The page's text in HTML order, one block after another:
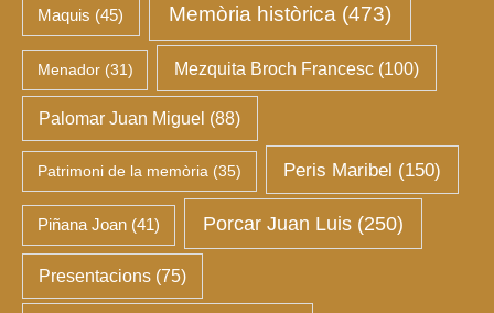
Maquis (45) Memòria històrica (473)
Menador(31) Mezquita Broch Francesc(100)
Palomar Juan Miguel (88)
Patrimoni de la memòria (35) Peris Maribel (150)
Piñana Joan (41) Porcar Juan Luis (250)
Presentacions (75)